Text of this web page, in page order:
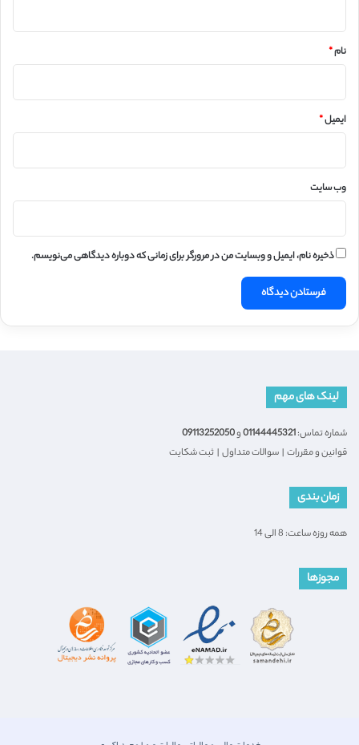
نام*
ایمیل*
وب‌ سایت
ذخیره نام، ایمیل و وبسایت من در مرورگر برای زمانی که دوباره دیدگاهی می‌نویسم.
لینک های مهم
شماره تماس:01144445321و09113252050
قوانین و مقررات | سوالات متداول | ثبت شکایت
زمان بندی
همه روزه ساعت: 8 الی 14
مجوزها